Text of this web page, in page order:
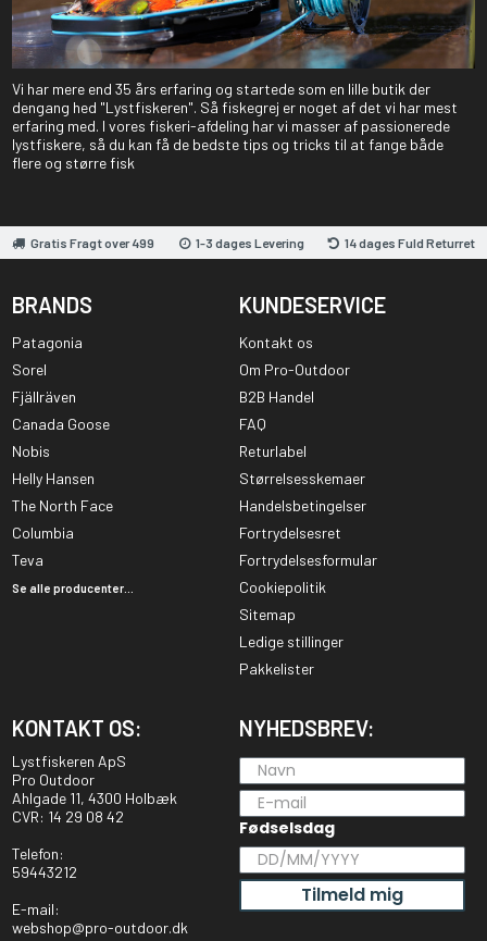
Vi har mere end 35 års erfaring og startede som en lille butik der
dengang hed "Lystfiskeren". Så fiskegrej er noget af det vi har mest
erfaring med. I vores fiskeri-afdeling har vi masser af passionerede
lystfiskere, så du kan få de bedste tips og tricks til at fange både
flere og større fisk
Gratis Fragt over 499 1-3 dages Levering 14 dages Fuld Returret
BRANDS
Patagonia
Sorel
Fjällräven
Canada Goose
Nobis
Helly Hansen
The North Face
Columbia
Teva
Se alle producenter...
KUNDESERVICE
Kontakt os
Om Pro-Outdoor
B2B Handel
FAQ
Returlabel
Størrelsesskemaer
Handelsbetingelser
Fortrydelsesret
Fortrydelsesformular
Cookiepolitik
Sitemap
Ledige stillinger
Pakkelister
KONTAKT OS:
Lystfiskeren ApS
Pro Outdoor
Ahlgade 11, 4300 Holbæk
CVR: 14 29 08 42
Telefon:
59443212
E-mail:
webshop@pro-outdoor.dk
NYHEDSBREV:
Fødselsdag
Tilmeld mig